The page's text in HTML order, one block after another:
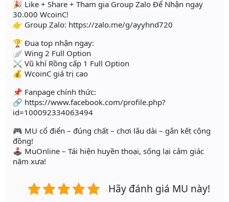
🎉 Like + Share + Tham gia Group Zalo Để Nhận ngay
30.000 WcoinC!
👉 Group Zalo: https://zalo.me/g/ayyhnd720
🏆 Đua top nhận ngay:
🪽 Wing 2 Full Option
⚔️ Vũ khí Rồng cấp 1 Full Option
💰 WcoinC giá trị cao
📌 Fanpage chính thức:
🔗 https://www.facebook.com/profile.php?
id=100092334063494
🎮 MU cổ điển – đúng chất – chơi lâu dài – gắn kết cộng
đồng!
🕹️ MuOnline – Tái hiện huyền thoại, sống lại cảm giác
năm xưa!
Hãy đánh giá MU này!